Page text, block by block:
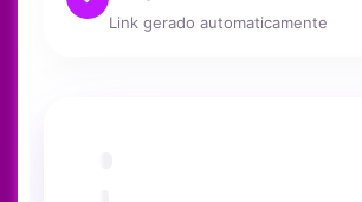
Link gerado automaticamente